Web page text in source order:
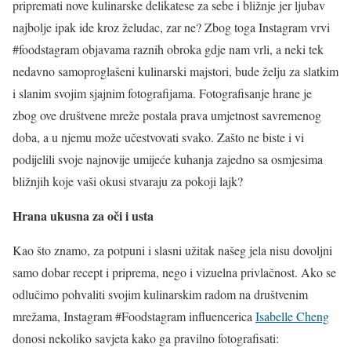
pripremati nove kulinarske delikatese za sebe i bližnje jer ljubav
najbolje ipak ide kroz želudac, zar ne? Zbog toga Instagram vrvi
#foodstagram objavama raznih obroka gdje nam vrli, a neki tek
nedavno samoproglašeni kulinarski majstori, bude želju za slatkim
i slanim svojim sjajnim fotografijama. Fotografisanje hrane je
zbog ove društvene mreže postala prava umjetnost savremenog
doba, a u njemu može učestvovati svako. Zašto ne biste i vi
podijelili svoje najnovije umijeće kuhanja zajedno sa osmjesima
bližnjih koje vaši okusi stvaraju za pokoji lajk?
Hrana ukusna za oči i usta
Kao što znamo, za potpuni i slasni užitak našeg jela nisu dovoljni
samo dobar recept i priprema, nego i vizuelna privlačnost. Ako se
odlučimo pohvaliti svojim kulinarskim radom na društvenim
mrežama, Instagram #Foodstagram influencerica Isabelle Cheng
donosi nekoliko savjeta kako ga pravilno fotografisati: